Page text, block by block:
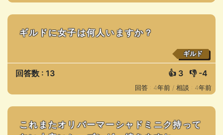
ギルドに女子は何人いますか？
ギルド
回答数 : 13 👍 3 👎 -4
回答 : 4年前 / 相談 : 4年前
これまたオリバーマーシャドミニク持って